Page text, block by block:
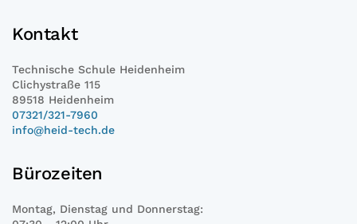
Kontakt
Technische Schule Heidenheim
Clichystraße 115
89518 Heidenheim
07321/321-7960
info@heid-tech.de
Bürozeiten
Montag, Dienstag und Donnerstag: